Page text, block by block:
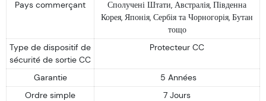
Pays commerçant
Сполучені Штати, Австралія, Південна
Корея, Японія, Сербія та Чорногорія, Бутан
тощо
Type de dispositif de
sécurité de sortie CC
Protecteur CC
Garantie
5 Années
Ordre simple
7 Jours